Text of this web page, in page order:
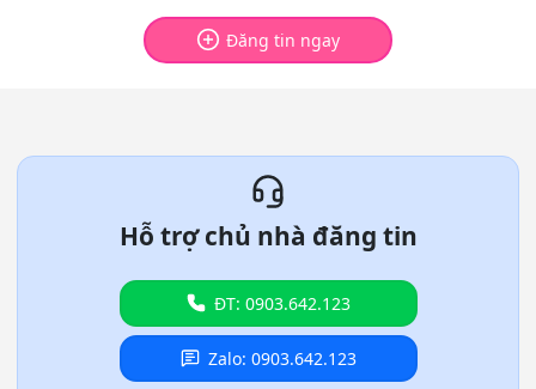
Đăng tin ngay
Hỗ trợ chủ nhà đăng tin
ĐT: 0903.642.123
Zalo: 0903.642.123